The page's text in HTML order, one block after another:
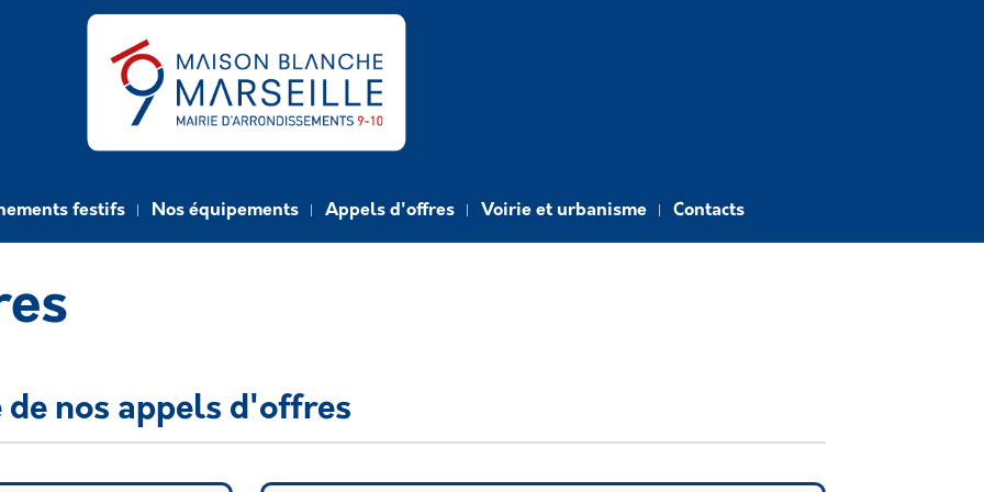
festifs Nos équipements Appels d'offres Voirie et urbanisme Contacts
nos appels d'offres